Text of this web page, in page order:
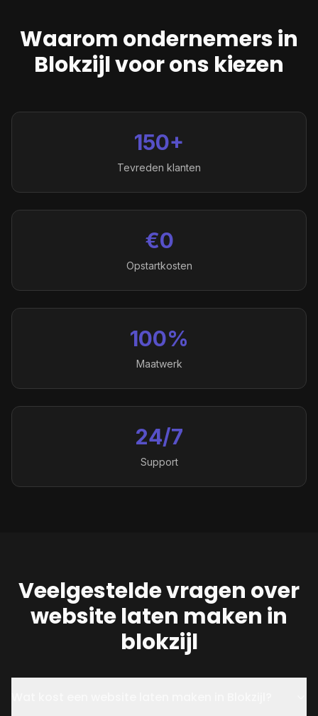
Waarom ondernemers in
Blokzijlvoor ons kiezen
150+
Tevreden klanten
€0
Opstartkosten
100%
Maatwerk
24/7
Support
Veelgestelde vragen over
website laten maken in
blokzijl